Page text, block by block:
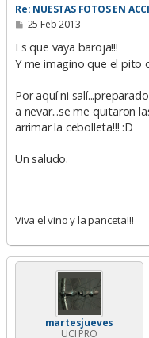
Re: NUESTAS FOTOS EN
M
n
a
25 Feb 2013
Es que vaya baroja!!!
Y me imagino que el pito
Por aquí ni
a nevar...se me quitaron
arrimar la cebolleta!!! :D
Un saludo.
Viva el vino y la panceta!!!
martesjueves
UCI PRO